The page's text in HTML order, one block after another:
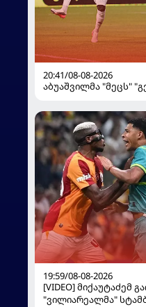
20:41/08-08-2026
აბუაშვილმა "მეცს"
19:59/08-08-2026
[VIDEO] მიქაუტაძემ
"ვილიარეალმა"